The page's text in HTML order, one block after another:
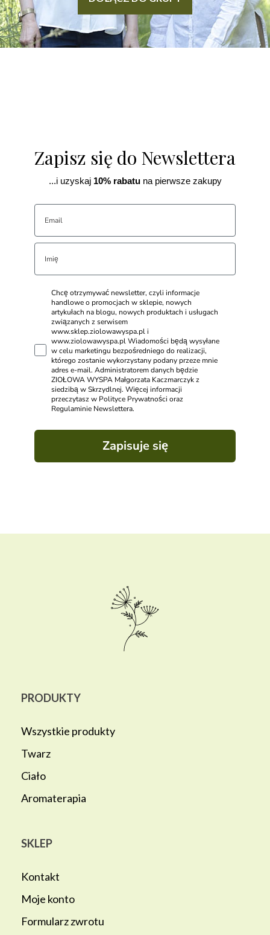
Zapisz się do Newslettera
...i uzyskaj10% rabatuna pierwsze zakupy
Chcę otrzymywać newsletter, czyli informacje
handlowe o promocjach w sklepie, nowych
artykułach na blogu, nowych produktach i usługach
związanych z serwisem
www.sklep.ziolowawyspa.pl i
www.ziolowawyspa.pl Wiadomości będą wysyłane
w celu marketingu bezpośredniego do realizacji,
którego zostanie wykorzystany podany przeze mnie
adres e-mail. Administratorem danych będzie
ZIOŁOWA WYSPA Małgorzata Kaczmarczyk z
siedzibą w Skrzydlnej. Więcej informacji
przeczytasz w Polityce Prywatności oraz
Regulaminie Newslettera.
Zapisuje się
PRODUKTY
Wszystkie produkty
Twarz
Ciało
Aromaterapia
SKLEP
Kontakt
Moje konto
Formularz zwrotu